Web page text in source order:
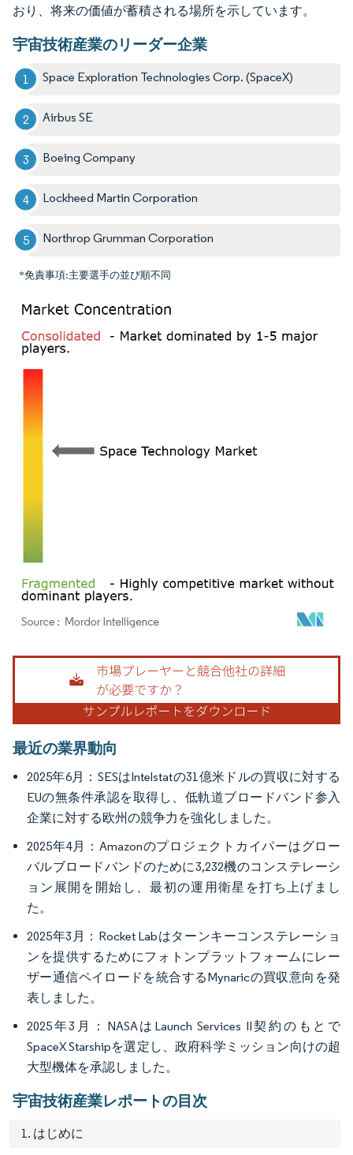
おり、将来の価値が蓄積される場所を示しています。
宇宙技術産業のリーダー企業
Space Exploration Technologies Corp. (SpaceX)
Airbus SE
Boeing Company
Lockheed Martin Corporation
Northrop Grumman Corporation
*免責事項:主要選手の並び順不同
画像 © Mordor Intelligence。再利用にはCC BY 4.0の表示が必要です。
最近の業界動向
2025年6月：SESはIntelstatの31億米ドルの買収に対する
EUの無条件承認を取得し、低軌道ブロードバンド参入
企業に対する欧州の競争力を強化しました。
2025年4月：Amazonのプロジェクトカイパーはグロー
バルブロードバンドのために3,232機のコンステレーシ
ョン展開を開始し、最初の運用衛星を打ち上げまし
た。
2025年3月：Rocket Labはターンキーコンステレーショ
ンを提供するためにフォトンプラットフォームにレー
ザー通信ペイロードを統合するMynaricの買収意向を発
表しました。
2025年3月：NASAはLaunch Services II契約のもとで
SpaceX Starshipを選定し、政府科学ミッション向けの超
大型機体を承認しました。
宇宙技術産業レポートの目次
1. はじめに